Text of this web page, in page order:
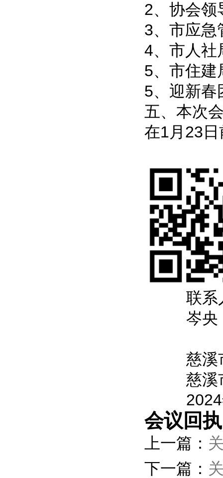
2、协会领
3、市应急
4、市人社
5、市住建
5、迎新春
五、本次
在1月23
联系
岑
慈溪
慈溪
会议回
上一篇：
下一篇：